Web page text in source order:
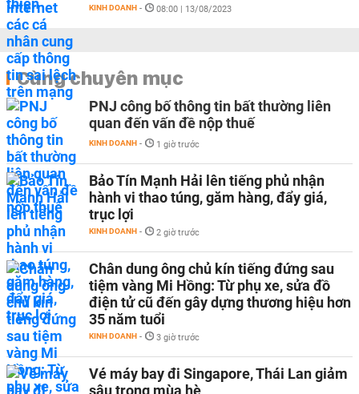
KINH DOANH - 08:00 | 13/08/2023
Cùng chuyên mục
PNJ công bố thông tin bất thường liên
quan đến vấn đề nộp thuế
KINH DOANH - 1 giờ trước
Bảo Tín Mạnh Hải lên tiếng phủ nhận
hành vi thao túng, găm hàng, đẩy giá,
trục lợi
KINH DOANH - 2 giờ trước
Chân dung ông chủ kín tiếng đứng sau
tiệm vàng Mi Hồng: Từ phụ xe, sửa đồ
điện tử cũ đến gây dựng thương hiệu hơn
35 năm tuổi
KINH DOANH - 3 giờ trước
Vé máy bay đi Singapore, Thái Lan giảm
sâu trong mùa hè